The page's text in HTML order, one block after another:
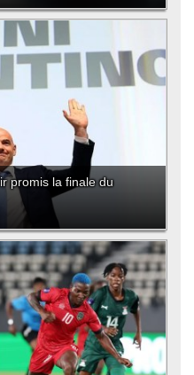
promis la finale du